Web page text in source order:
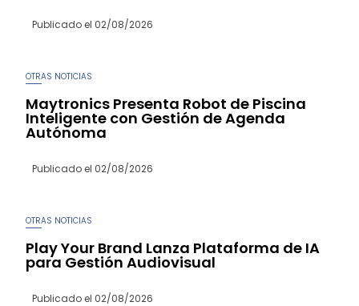
Publicado el 02/08/2026
OTRAS NOTICIAS
Maytronics Presenta Robot de Piscina
Inteligente con Gestión de Agenda
Autónoma
Publicado el 02/08/2026
OTRAS NOTICIAS
Play Your Brand Lanza Plataforma de IA
para Gestión Audiovisual
Publicado el 02/08/2026